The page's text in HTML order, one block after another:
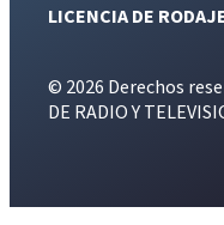
LICENCIA DE
© 2026 Derechos
DE RADIO Y